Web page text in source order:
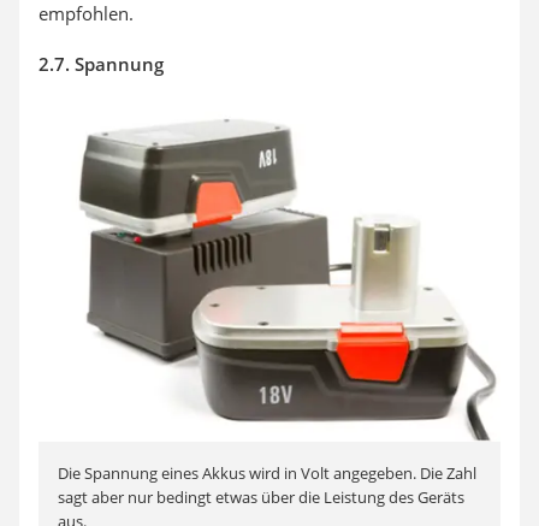
empfohlen.
2.7. Spannung
Die Spannung eines Akkus wird in Volt angegeben. Die Zahl
sagt aber nur bedingt etwas über die Leistung des Geräts
aus.